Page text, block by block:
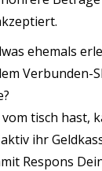
ehemals
Verbunden-
vom tisch hast,
ihr
Respons